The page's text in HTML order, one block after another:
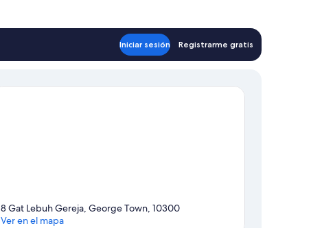
Iniciar sesión Registrarme gratis
8 Gat Lebuh Gereja, George Town, 10300
Ver en el mapa